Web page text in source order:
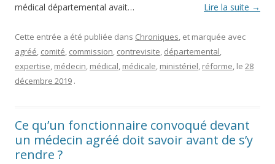
médical départemental avait…
Lire la suite →
Cette entrée a été publiée dans Chroniques, et marquée avec
agréé, comité, commission, contrevisite, départemental,
expertise, médecin, médical, médicale, ministériel, réforme, le 28
décembre 2019 .
Ce qu’un fonctionnaire convoqué devant
un médecin agréé doit savoir avant de s’y
rendre ?